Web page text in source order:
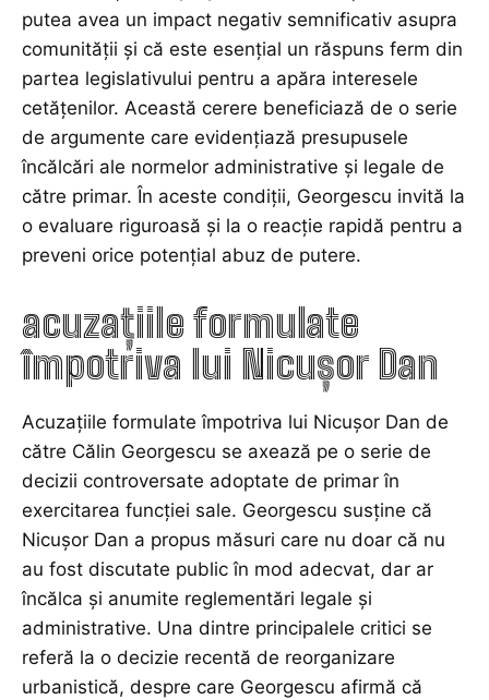
putea avea un impact negativ semnificativ asupra
comunității și că este esențial un răspuns ferm din
partea legislativului pentru a apăra interesele
cetățenilor. Această cerere beneficiază de o serie
de argumente care evidențiază presupusele
încălcări ale normelor administrative și legale de
către primar. În aceste condiții, Georgescu invită la
o evaluare riguroasă și la o reacție rapidă pentru a
preveni orice potențial abuz de putere.
acuzațiile formulate
împotriva lui Nicușor Dan
Acuzațiile formulate împotriva lui Nicușor Dan de
către Călin Georgescu se axează pe o serie de
decizii controversate adoptate de primar în
exercitarea funcției sale. Georgescu susține că
Nicușor Dan a propus măsuri care nu doar că nu
au fost discutate public în mod adecvat, dar ar
încălca și anumite reglementări legale și
administrative. Una dintre principalele critici se
referă la o decizie recentă de reorganizare
urbanistică, despre care Georgescu afirmă că